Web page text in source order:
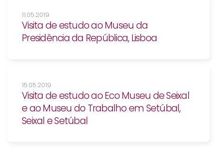
11.05.2019
Visita de estudo ao Museu da
Presidência da República, Lisboa
15.05.2019
Visita de estudo ao Eco Museu de Seixal
e ao Museu do Trabalho em Setúbal,
Seixal e Setúbal